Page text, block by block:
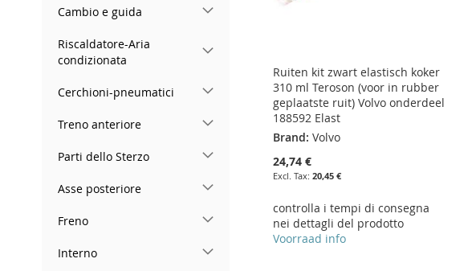
Ruiten kit zwart elastisch koker
310 ml Teroson (voor in rubber
geplaatste ruit) Volvo onderdeel
188592 Elast
Brand: Volvo
24,74 €
20,45 €
controlla i tempi di consegna
nei dettagli del prodotto
Voorraad info
Add to Cart
Cambio e guida
Riscaldatore-Aria
condizionata
Cerchioni-pneumatici
Treno anteriore
Parti dello Sterzo
Asse posteriore
Freno
Interno